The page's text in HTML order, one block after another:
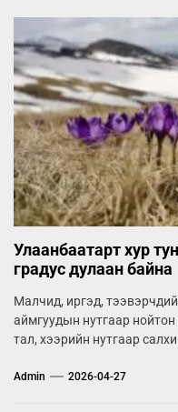
Улаанбаатарт хур
градус дулаан байна
Малчид, иргэд,
аймгуудын нутгаар
тал, хээрийн нутгаар
Admin 2026-04-27